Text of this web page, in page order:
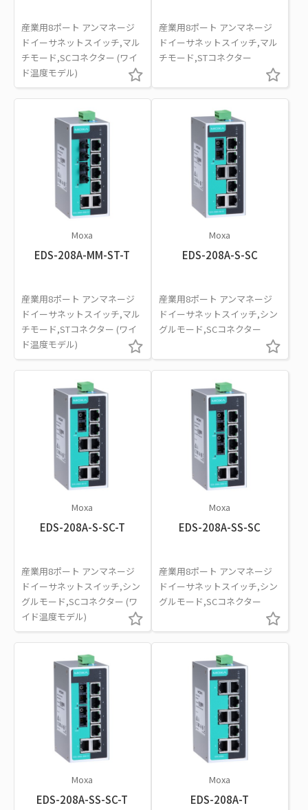
産業用8ポート アンマネージ
ドイーサネットスイッチ,マル
チモード,SCコネクター (ワイ
ド温度モデル)
産業用8ポート アンマネージ
ドイーサネットスイッチ,マル
チモード,STコネクター
Moxa
EDS-208A-MM-ST-T
産業用8ポート アンマネージ
ドイーサネットスイッチ,マル
チモード,STコネクター (ワイ
ド温度モデル)
Moxa
EDS-208A-S-SC
産業用8ポート アンマネージ
ドイーサネットスイッチ,シン
グルモード,SCコネクター
Moxa
EDS-208A-S-SC-T
産業用8ポート アンマネージ
ドイーサネットスイッチ,シン
グルモード,SCコネクター (ワ
イド温度モデル)
Moxa
EDS-208A-SS-SC
産業用8ポート アンマネージ
ドイーサネットスイッチ,シン
グルモード,SCコネクター
Moxa
EDS-208A-SS-SC-T
Moxa
EDS-208A-T